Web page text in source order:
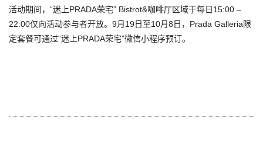
活动期间，“迷上PRADA荣宅” Bistrot&咖啡厅区域于每日15:00 –
22:00仅向活动参与者开放。9月19日至10月8日，Prada Galleria限
定套餐可通过“迷上PRADA荣宅”微信小程序预订。